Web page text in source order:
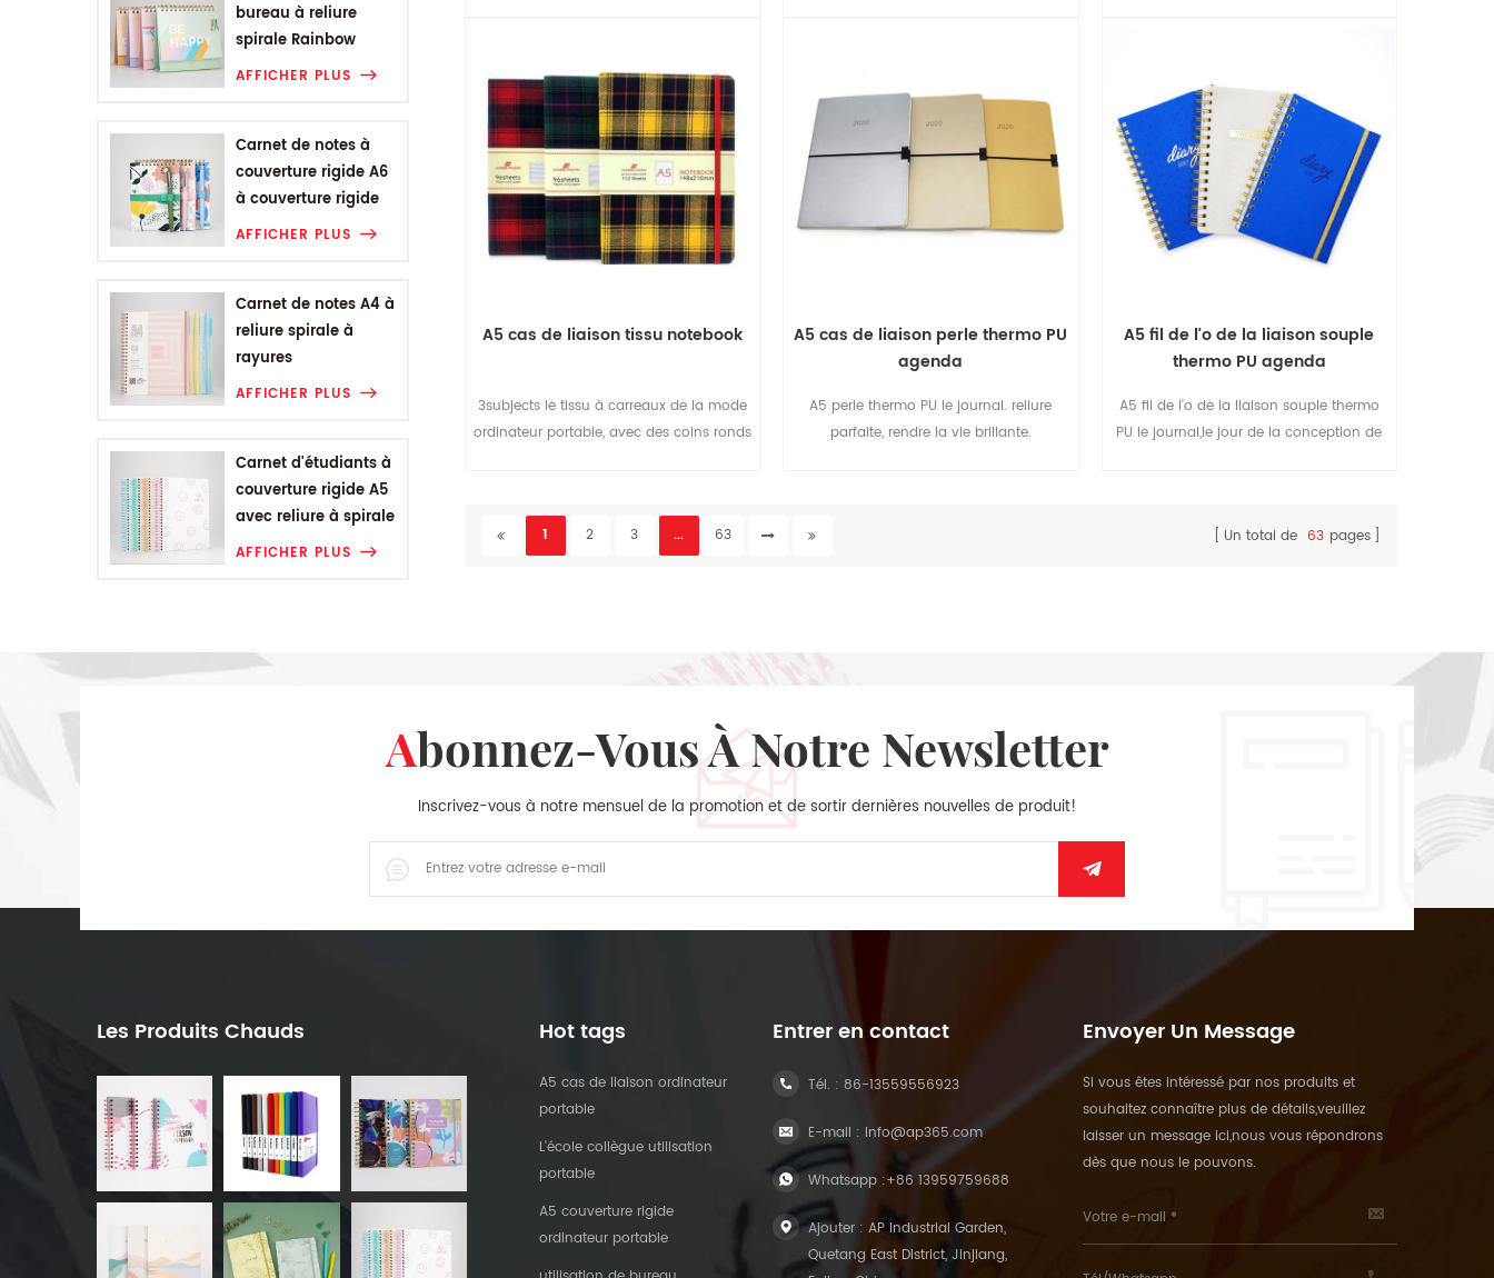
bureau à reliure
spirale Rainbow
Range
AFFICHER PLUS
Carnet de notes à
couverture rigide A6
à couverture rigide
de la gamme de
AFFICHER PLUS
Carnet de notes A4 à
reliure spirale à
rayures
géométriques
AFFICHER PLUS
Carnet d'étudiants à
couverture rigide A5
avec reliure à spirale
Smiling Range
AFFICHER PLUS
A5 cas de liaison tissu notebook
3subjects le tissu à carreaux de la mode
ordinateur portable, avec des coins ronds
A5 cas de liaison perle thermo PU
agenda
A5 perle thermo PU le journal. reliure
parfaite, rendre la vie brillante.
A5 fil de l'o de la liaison souple
thermo PU agenda
A5 fil de l'o de la liaison souple thermo
PU le journal,le jour de la conception de
1 2 3 ... 63 Un total de 63 pages
Abonnez-Vous À Notre Newsletter
Inscrivez-vous à notre mensuel de la promotion et de sortir dernières nouvelles de produit!
Les Produits Chauds Hot tags
A5 cas de liaison ordinateur
portable
L'école collègue utilisation
portable
A5 couverture rigide
ordinateur portable
Entrer en contact
Tél. :86-13559556923
E-mail : info@ap365.com
Whatsapp :+86 13959759688
Ajouter : AP Industrial Garden,
Quetang East District, Jinjiang,
Envoyer Un Message
Si vous êtes intéressé par nos produits et
souhaitez connaître plus de détails,veuillez
laisser un message ici,nous vous répondrons
dès que nous le pouvons.